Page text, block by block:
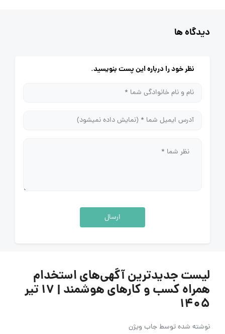
دیدگاه ها
نظر خود را درباره این پست بنویسید.
ارسال
لیست جدیدترین آگهی‌های استخدام
همراه کسب و کارهای هوشمند | ۱۷ تیر
۱۴۰۵
نوشته شده توسطجاب ویژن